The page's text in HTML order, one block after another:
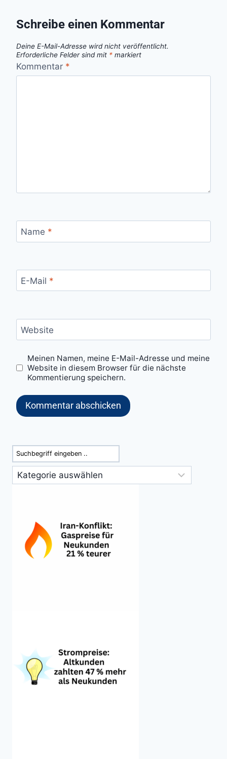
Schreibe einen Kommentar
Deine E-Mail-Adresse wird nicht veröffentlicht.
Erforderliche Felder sind mit * markiert
Kommentar *
Name *
E-Mail *
Website
Meinen Namen, meine E-Mail-Adresse und meine
Website in diesem Browser für die nächste
Kommentierung speichern.
Suchen
Kategorien